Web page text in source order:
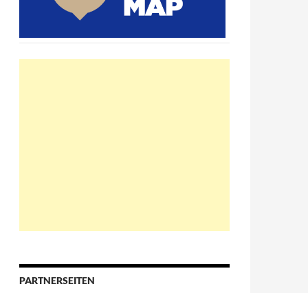
PARTNERSEITEN